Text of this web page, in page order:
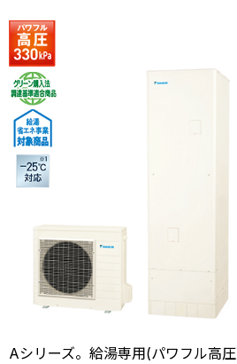
Aシリーズ。給湯専用(パワフル高